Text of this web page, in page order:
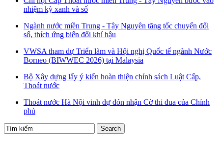
nhiệm kỳ xanh và số
Ngành nước miền Trung - Tây Nguyên tăng tốc chuyển đổi
số, thích ứng biến đổi khí hậu
VWSA tham dự Triển lãm và Hội nghị Quốc tế ngành Nước
Borneo (BIWWEC 2026) tại Malaysia
Bộ Xây dựng lấy ý kiến hoàn thiện chính sách Luật Cấp,
Thoát nước
Thoát nước Hà Nội vinh dự đón nhận Cờ thi đua của Chính
phủ